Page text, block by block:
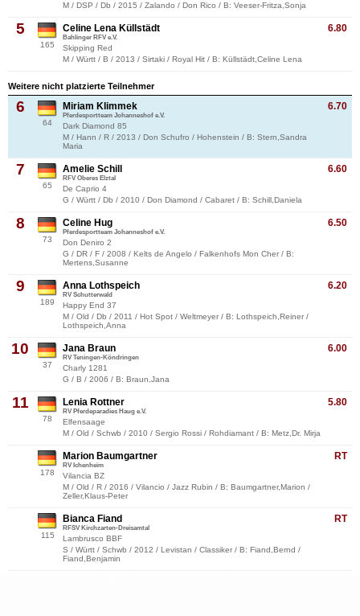
M / DSP / Db / 2015 / Zalando / Don Rico / B: Veeser-Fritza,Sonja
5
165
6.80
Celine Lena Küllstädt
Bahlinger RFV e.V.
Skipping Red
M / Württ / B / 2013 / Sirtaki / Royal Hit / B: Küllstädt,Celine Lena
Weitere nicht platzierte Teilnehmer
6
64
6.70
Miriam Klimmek
Pferdesportteam Johanneshof e.V.
Dark Diamond 85
M / Hann / R / 2013 / Don Schufro / Hohenstein / B: Stern,Sandra
Maria
7
65
6.60
Amelie Schill
RFV Oberes Elztal
De Caprio 4
G / Württ / Db / 2010 / Don Diamond / Cabaret / B: Schill,Daniela
8
73
6.50
Celine Hug
Pferdesportteam Johanneshof e.V.
Don Deniro 2
G / DR / F / 2008 / Kelts de Angelo / Falkenhofs Mon Cher / B:
Mertens,Susanne
9
189
6.20
Anna Lothspeich
RV Schutterwald
Happy End 37
M / Old / Db / 2011 / Hot Spot / Weltmeyer / B: Lothspeich,Reiner /
Lothspeich,Anna
10
37
6.00
Jana Braun
RV Teningen-Köndringen
Charly 1281
G / B / 2006 / B: Braun,Jana
11
78
5.80
Lenia Rottner
RV Pferdeparadies Haug e.V.
Elfensaage
M / Old / Schwb / 2010 / Sergio Rossi / Rohdiamant / B: Metz,Dr. Mirja
178
RT
Marion Baumgartner
RV Ichenheim
Vilancia BZ
M / Old / R / 2016 / Vilancio / Jazz Rubin / B: Baumgartner,Marion /
Zeller,Klaus-Peter
115
RT
Bianca Fiand
RFSV Kirchzarten-Dreisamtal
Lambrusco BBF
S / Württ / Schwb / 2012 / Levistan / Classiker / B: Fiand,Bernd /
Fiand,Benjamin